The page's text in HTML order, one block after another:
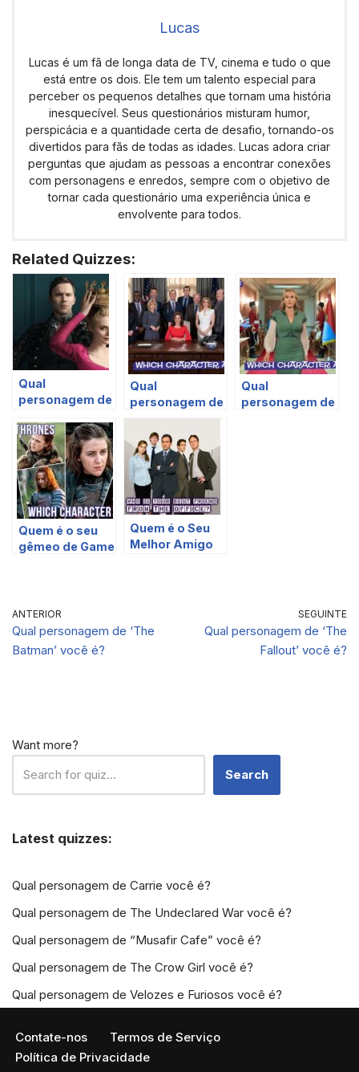
Lucas
Lucas é um fã de longa data de TV, cinema e tudo o que
está entre os dois. Ele tem um talento especial para
perceber os pequenos detalhes que tornam uma história
inesquecível. Seus questionários misturam humor,
perspicácia e a quantidade certa de desafio, tornando-os
divertidos para fãs de todas as idades. Lucas adora criar
perguntas que ajudam as pessoas a encontrar conexões
com personagens e enredos, sempre com o objetivo de
tornar cada questionário uma experiência única e
envolvente para todos.
Related Quizzes:
Qual
personagem de
você é?
Qual
personagem de
‘Veep’ você é?
Qual
personagem de
Quem é o seu
gêmeo de Game
Quem é o Seu
Melhor Amigo
ANTERIOR
Qual personagem de ‘The
Batman’ você é?
SEGUINTE
Qual personagem de ‘The
Fallout’ você é?
Want more?
Search
Latest quizzes:
Qual personagem de Carrie você é?
Qual personagem de The Undeclared War você é?
Qual personagem de “Musafir Cafe” você é?
Qual personagem de The Crow Girl você é?
Qual personagem de Velozes e Furiosos você é?
Contate-nos
Termos de Serviço
Política de Privacidade